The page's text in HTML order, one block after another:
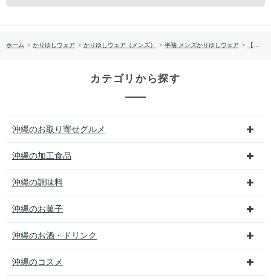
ホーム > かりゆしウェア > かりゆしウェア（メンズ） > 半袖 メンズかりゆしウェア > 【送料無料】形態安定 ツツジカラー柄 かりゆしウェアP1025-01
カテゴリから探す
沖縄のお取り寄せグルメ
沖縄の加工食品
沖縄の調味料
沖縄のお菓子
沖縄のお酒・ドリンク
沖縄のコスメ